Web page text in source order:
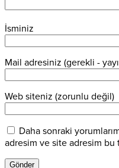
İsminiz
Mail adresiniz (gerekli -
Web siteniz (zorunlu değil)
Daha sonraki
adresim ve site adresim bu